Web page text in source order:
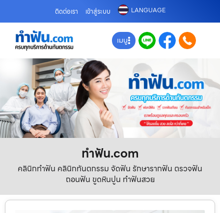
ติดต่อเรา เข้าสู่ระบบ LANGUAGE
เมนู
ทําฟัน.com
คลินิกทำฟัน คลินิกทันตกรรม จัดฟัน รักษารากฟัน ตรวจฟัน
ถอนฟัน ขูดหินปูน ทำฟันสวย